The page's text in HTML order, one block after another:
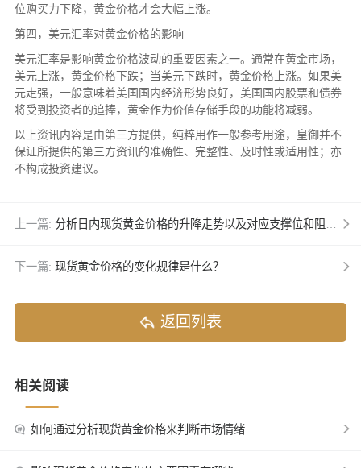
位购买力下降，黄金价格才会大幅上涨。
第四，美元汇率对黄金价格的影响
美元汇率是影响黄金价格波动的重要因素之一。通常在黄金市场，
美元上涨，黄金价格下跌；当美元下跌时，黄金价格上涨。如果美
元走强，一般意味着美国国内经济形势良好，美国国内股票和债券
将受到投资者的追捧，黄金作为价值存储手段的功能将减弱。
以上资讯内容是由第三方提供，纯粹用作一般参考用途，皇御并不
保证所提供的第三方资讯的准确性、完整性、及时性或适用性；亦
不构成投资建议。
上一篇: 分析日内现货黄金价格的升降走势以及对应支撑位和阻力位
下一篇: 现货黄金价格的变化规律是什么？
返回列表
相关阅读
如何通过分析现货黄金价格来判断市场情绪